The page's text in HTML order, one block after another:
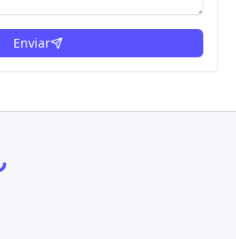
Enviar